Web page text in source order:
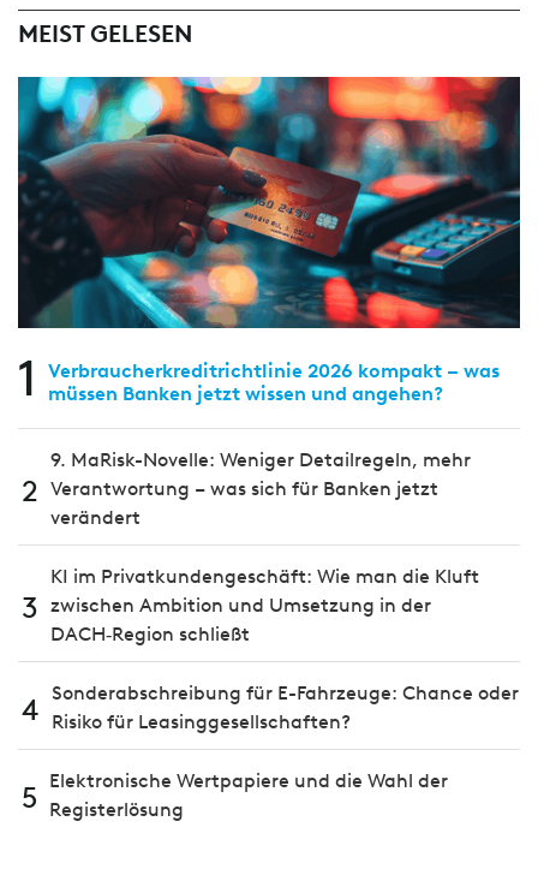
MEIST GELESEN
1
Verbraucherkreditrichtlinie 2026 kompakt – was
müssen Banken jetzt wissen und angehen?
2
9. MaRisk-Novelle: Weniger Detailregeln, mehr
Verantwortung – was sich für Banken jetzt
verändert
3
KI im Privatkundengeschäft: Wie man die Kluft
zwischen Ambition und Umsetzung in der
DACH‑Region schließt
4 Sonderabschreibung für E-Fahrzeuge: Chance oder
Risiko für Leasinggesellschaften?
5
Elektronische Wertpapiere und die Wahl der
Registerlösung